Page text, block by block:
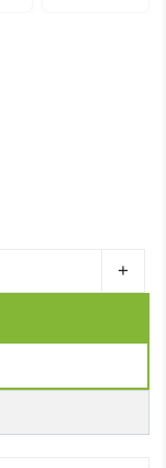
+